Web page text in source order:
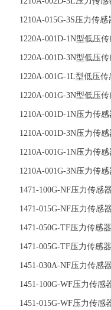
1210A-015G-3S压力传感
1220A-001D-1N型低压
1220A-001D-3N型低压
1220A-001G-1L型低压传
1220A-001G-3N型低压
1210A-001D-1N压力传感
1210A-001D-3N压力传感
1210A-001G-1N压力传感
1210A-001G-3N压力传感
1471-100G-NF压力传感
1471-015G-NF压力传感
1471-050G-TF压力传感器
1471-005G-TF压力传感器
1451-030A-NF压力传感
1451-100G-WF压力传感
1451-015G-WF压力传感